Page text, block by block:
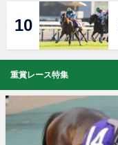
重賞レース特集